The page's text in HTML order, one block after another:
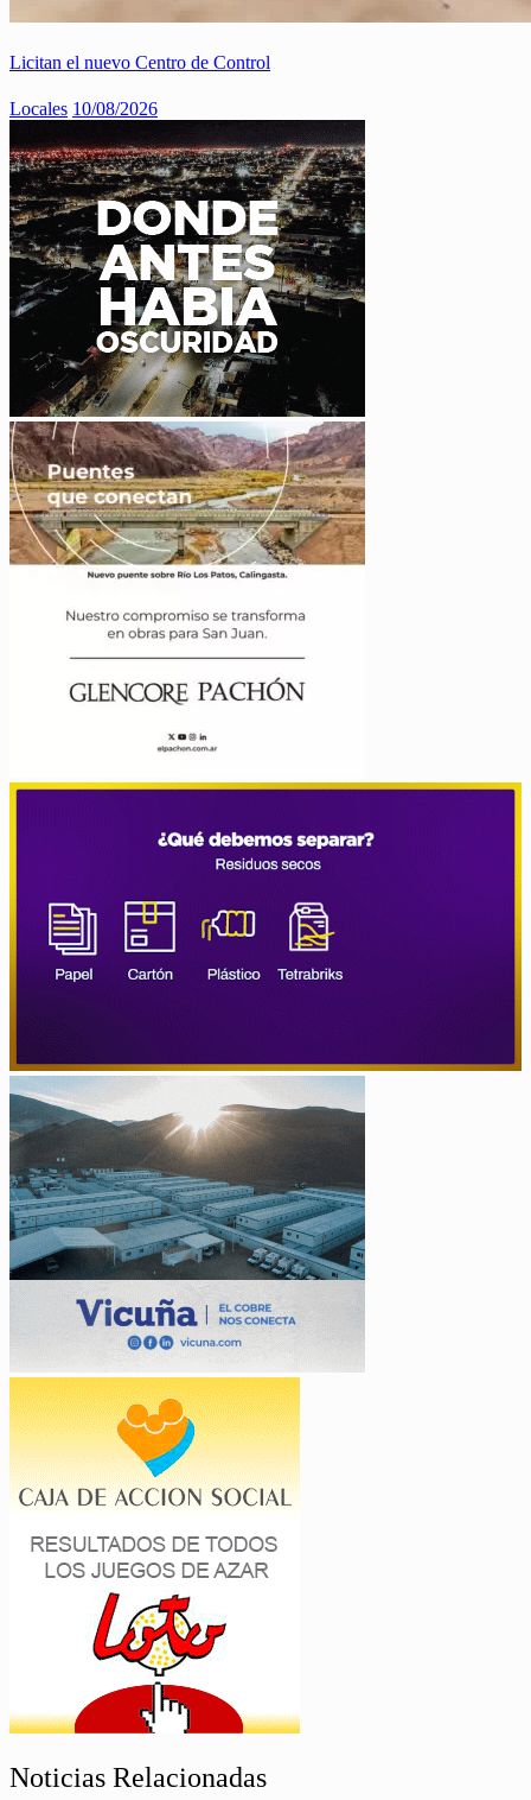
Licitan el nuevo Centro de Control
Locales 10/08/2026
Noticias Relacionadas